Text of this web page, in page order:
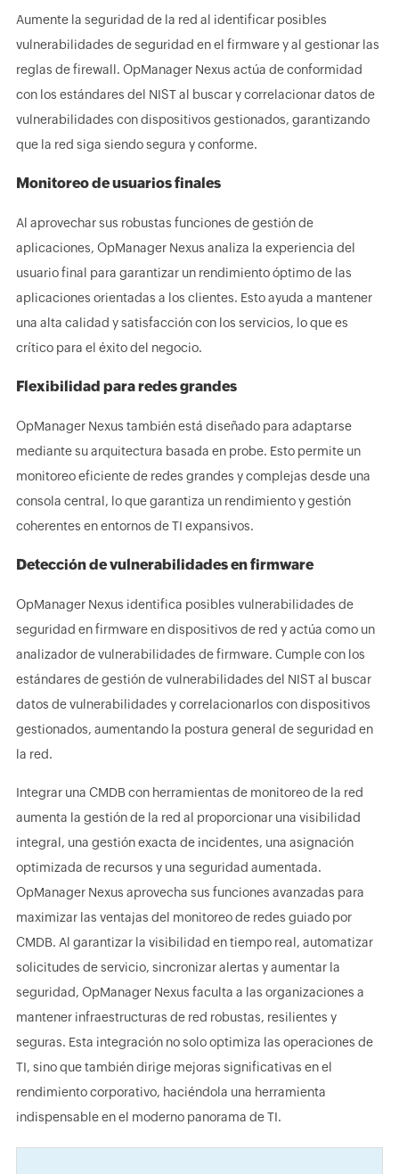
Aumente la seguridad de la red al identificar posibles
vulnerabilidades de seguridad en el firmware y al gestionar las
reglas de firewall. OpManager Nexus actúa de conformidad
con los estándares del NIST al buscar y correlacionar datos de
vulnerabilidades con dispositivos gestionados, garantizando
que la red siga siendo segura y conforme.
Monitoreo de usuarios finales
Al aprovechar sus robustas funciones de gestión de
aplicaciones, OpManager Nexus analiza la experiencia del
usuario final para garantizar un rendimiento óptimo de las
aplicaciones orientadas a los clientes. Esto ayuda a mantener
una alta calidad y satisfacción con los servicios, lo que es
crítico para el éxito del negocio.
Flexibilidad para redes grandes
OpManager Nexus también está diseñado para adaptarse
mediante su arquitectura basada en probe. Esto permite un
monitoreo eficiente de redes grandes y complejas desde una
consola central, lo que garantiza un rendimiento y gestión
coherentes en entornos de TI expansivos.
Detección de vulnerabilidades en firmware
OpManager Nexus identifica posibles vulnerabilidades de
seguridad en firmware en dispositivos de red y actúa como un
analizador de vulnerabilidades de firmware. Cumple con los
estándares de gestión de vulnerabilidades del NIST al buscar
datos de vulnerabilidades y correlacionarlos con dispositivos
gestionados, aumentando la postura general de seguridad en
la red.
Integrar una CMDB con herramientas de monitoreo de la red
aumenta la gestión de la red al proporcionar una visibilidad
integral, una gestión exacta de incidentes, una asignación
optimizada de recursos y una seguridad aumentada.
OpManager Nexus aprovecha sus funciones avanzadas para
maximizar las ventajas del monitoreo de redes guiado por
CMDB. Al garantizar la visibilidad en tiempo real, automatizar
solicitudes de servicio, sincronizar alertas y aumentar la
seguridad, OpManager Nexus faculta a las organizaciones a
mantener infraestructuras de red robustas, resilientes y
seguras. Esta integración no solo optimiza las operaciones de
TI, sino que también dirige mejoras significativas en el
rendimiento corporativo, haciéndola una herramienta
indispensable en el moderno panorama de TI.